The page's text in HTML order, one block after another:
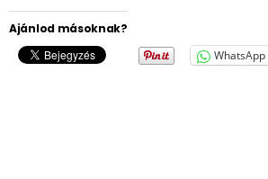
Ajánlod másoknak?
WhatsApp